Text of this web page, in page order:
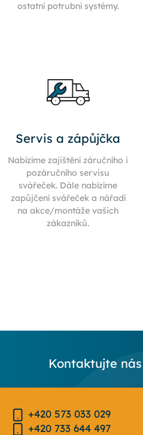
ostatní potrubní systémy.
Servis a zápůjčka
Nabízíme zajištění záručního i
pozáručního servisu
svářeček. Dále nabízíme
zapůjčení svářeček a nářadí
na akce/montáže vašich
zákazníků.
Kontaktujte nás
+420 573 033 029
+420 733 644 497